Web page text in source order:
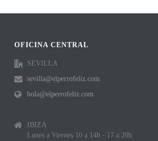
OFICINA CENTRAL
SEVILLA
sevilla@elperrofeliz.com
hola@elperrofeliz.com
IBIZA
Lunes a Viernes 10 a 14h - 17 a 20h